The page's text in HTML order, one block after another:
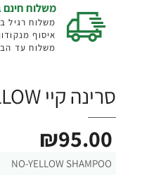
משלוח חינם בקניה מעל
משלוח רגיל
איסוף
משלוח עד
סרינה קיי NO-YELLOW שמפו סילבר נו יילו 500 מ"ל - מבית Saryna Key
NO-YELLOW SHAMPOO
₪95.00